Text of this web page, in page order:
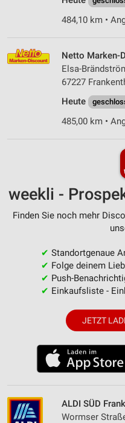
484,10 km •
Netto Marken-
Elsa-
67227
Heute
485,00 km •
weekli -
Finden Sie noch mehr
✔ Standortgenaue
✔ Folge deinem
✔ Push-
✔ Einkaufsliste -
JETZT
ALDI SÜD
Wormser